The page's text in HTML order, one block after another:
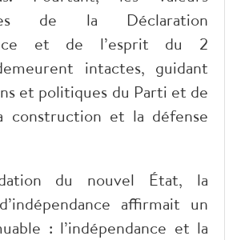
de la Déclaration
et de l’esprit du 2
intactes, guidant
et politiques du Parti et de
construction et la défense
du nouvel État, la
affirmait un
: l’indépendance et la